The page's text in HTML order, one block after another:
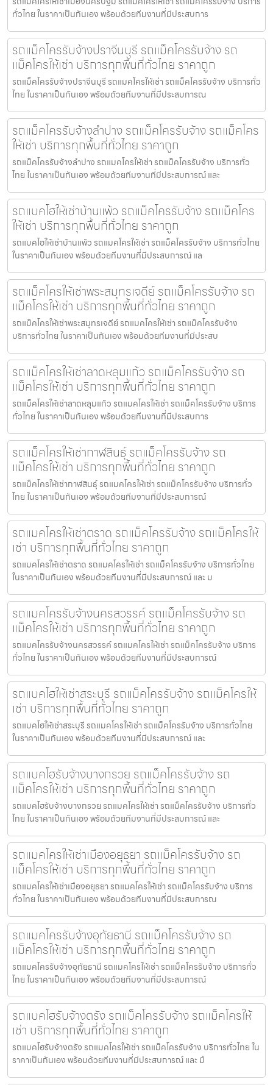
ทั่วไทย ในราคาเป็นกันเอง พร้อมด้วยทีมงานที่มีประสบการ
รถแม็คโครรับจ้างปราจีนบุรี รถแม็คโครรับจ้าง รถ
แม็คโครให้เช่า บริการทุกพื้นที่ทั่วไทย ราคาถูก
รถแม็คโครรับจ้างปราจีนบุรี รถแมคโครให้เช่า รถแม็คโครรับจ้าง บริการทั่ว
ไทย ในราคาเป็นกันเอง พร้อมด้วยทีมงานที่มีประสบการณ
รถแม็คโครรับจ้างลำปาง รถแม็คโครรับจ้าง รถแม็คโคร
ให้เช่า บริการทุกพื้นที่ทั่วไทย ราคาถูก
รถแม็คโครรับจ้างลำปาง รถแมคโครให้เช่า รถแม็คโครรับจ้าง บริการทั่ว
ไทย ในราคาเป็นกันเอง พร้อมด้วยทีมงานที่มีประสบการณ์ และ
รถแบคโฮให้เช่าบ้านแพ้ว รถแม็คโครรับจ้าง รถแม็คโคร
ให้เช่า บริการทุกพื้นที่ทั่วไทย ราคาถูก
รถแบคโฮให้เช่าบ้านแพ้ว รถแมคโครให้เช่า รถแม็คโครรับจ้าง บริการทั่วไทย
ในราคาเป็นกันเอง พร้อมด้วยทีมงานที่มีประสบการณ์ แล
รถแม็คโครให้เช่าพระสมุทรเจดีย์ รถแม็คโครรับจ้าง รถ
แม็คโครให้เช่า บริการทุกพื้นที่ทั่วไทย ราคาถูก
รถแม็คโครให้เช่าพระสมุทรเจดีย์ รถแมคโครให้เช่า รถแม็คโครรับจ้าง
บริการทั่วไทย ในราคาเป็นกันเอง พร้อมด้วยทีมงานที่มีประสบ
รถแม็คโครให้เช่าลาดหลุมแก้ว รถแม็คโครรับจ้าง รถ
แม็คโครให้เช่า บริการทุกพื้นที่ทั่วไทย ราคาถูก
รถแม็คโครให้เช่าลาดหลุมแก้ว รถแมคโครให้เช่า รถแม็คโครรับจ้าง บริการ
ทั่วไทย ในราคาเป็นกันเอง พร้อมด้วยทีมงานที่มีประสบการ
รถแม็คโครให้เช่ากาฬสินธุ์ รถแม็คโครรับจ้าง รถ
แม็คโครให้เช่า บริการทุกพื้นที่ทั่วไทย ราคาถูก
รถแม็คโครให้เช่ากาฬสินธุ์ รถแมคโครให้เช่า รถแม็คโครรับจ้าง บริการทั่ว
ไทย ในราคาเป็นกันเอง พร้อมด้วยทีมงานที่มีประสบการณ์
รถแมคโครให้เช่าตราด รถแม็คโครรับจ้าง รถแม็คโครให้
เช่า บริการทุกพื้นที่ทั่วไทย ราคาถูก
รถแมคโครให้เช่าตราด รถแมคโครให้เช่า รถแม็คโครรับจ้าง บริการทั่วไทย
ในราคาเป็นกันเอง พร้อมด้วยทีมงานที่มีประสบการณ์ และ ม
รถแมคโครรับจ้างนครสวรรค์ รถแม็คโครรับจ้าง รถ
แม็คโครให้เช่า บริการทุกพื้นที่ทั่วไทย ราคาถูก
รถแมคโครรับจ้างนครสวรรค์ รถแมคโครให้เช่า รถแม็คโครรับจ้าง บริการ
ทั่วไทย ในราคาเป็นกันเอง พร้อมด้วยทีมงานที่มีประสบการณ์
รถแบคโฮให้เช่าสระบุรี รถแม็คโครรับจ้าง รถแม็คโครให้
เช่า บริการทุกพื้นที่ทั่วไทย ราคาถูก
รถแบคโฮให้เช่าสระบุรี รถแมคโครให้เช่า รถแม็คโครรับจ้าง บริการทั่วไทย
ในราคาเป็นกันเอง พร้อมด้วยทีมงานที่มีประสบการณ์ และ
รถแบคโฮรับจ้างบางกรวย รถแม็คโครรับจ้าง รถ
แม็คโครให้เช่า บริการทุกพื้นที่ทั่วไทย ราคาถูก
รถแบคโฮรับจ้างบางกรวย รถแมคโครให้เช่า รถแม็คโครรับจ้าง บริการทั่ว
ไทย ในราคาเป็นกันเอง พร้อมด้วยทีมงานที่มีประสบการณ์ และ
รถแมคโครให้เช่าเมืองอยุธยา รถแม็คโครรับจ้าง รถ
แม็คโครให้เช่า บริการทุกพื้นที่ทั่วไทย ราคาถูก
รถแมคโครให้เช่าเมืองอยุธยา รถแมคโครให้เช่า รถแม็คโครรับจ้าง บริการ
ทั่วไทย ในราคาเป็นกันเอง พร้อมด้วยทีมงานที่มีประสบการณ
รถแมคโครรับจ้างอุทัยธานี รถแม็คโครรับจ้าง รถ
แม็คโครให้เช่า บริการทุกพื้นที่ทั่วไทย ราคาถูก
รถแมคโครรับจ้างอุทัยธานี รถแมคโครให้เช่า รถแม็คโครรับจ้าง บริการทั่ว
ไทย ในราคาเป็นกันเอง พร้อมด้วยทีมงานที่มีประสบการณ์
รถแบคโฮรับจ้างตรัง รถแม็คโครรับจ้าง รถแม็คโครให้
เช่า บริการทุกพื้นที่ทั่วไทย ราคาถูก
รถแบคโฮรับจ้างตรัง รถแมคโครให้เช่า รถแม็คโครรับจ้าง บริการทั่วไทย ใน
ราคาเป็นกันเอง พร้อมด้วยทีมงานที่มีประสบการณ์ และ มื